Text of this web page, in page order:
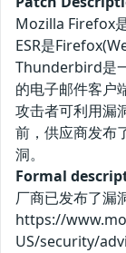
Mozilla Firefox
ESR是
Thunderbird是
的电子邮件客户
攻击者可利用漏
前，供应商发布
洞。
Formal
厂商已发布了漏
https://
US/security/